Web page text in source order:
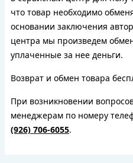
что товар необходимо
основании заключения
центра мы произведем
уплаченные за нее деньги.
Возврат и обмен товара
При возникновении
менеджерам по номеру
(926) 706-6055.